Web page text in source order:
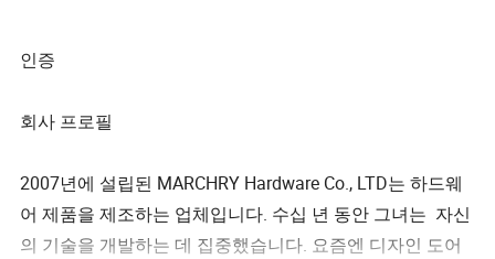
인증
회사 프로필
2007년에 설립된 MARCHRY Hardware Co., LTD는 하드웨
어 제품을 제조하는 업체입니다. 수십 년 동안 그녀는 자신
의 기술을 개발하는 데 집중했습니다. 요즘엔 디자인 도어